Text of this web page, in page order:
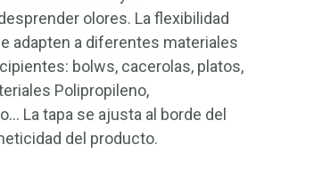
olores. La flexibilidad
adapten a diferentes materiales
bolws, cacerolas, platos,
Polipropileno,
La tapa se ajusta al borde del
del producto.